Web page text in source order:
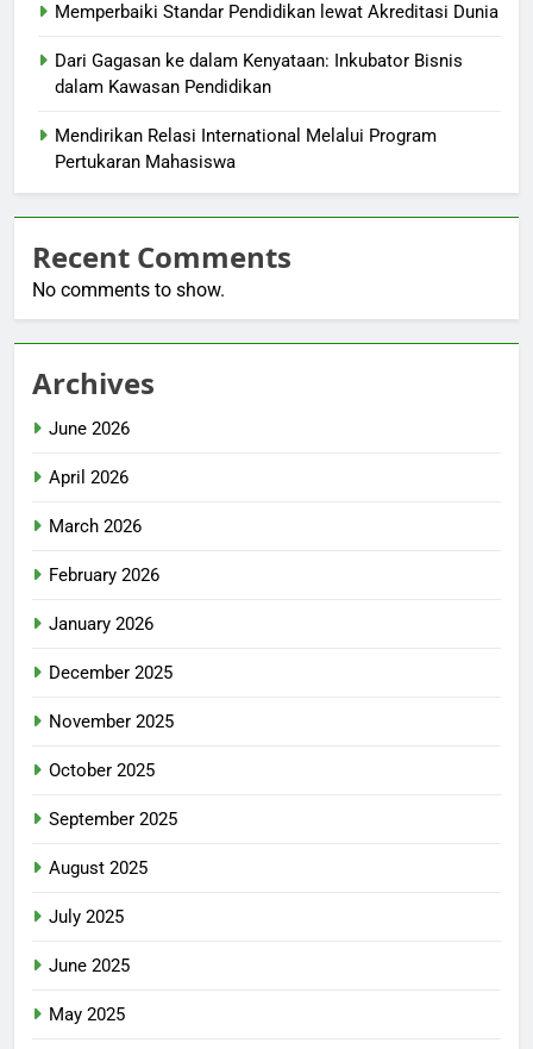
Memperbaiki Standar Pendidikan lewat Akreditasi Dunia
Dari Gagasan ke dalam Kenyataan: Inkubator Bisnis
dalam Kawasan Pendidikan
Mendirikan Relasi International Melalui Program
Pertukaran Mahasiswa
Recent Comments
No comments to show.
Archives
June 2026
April 2026
March 2026
February 2026
January 2026
December 2025
November 2025
October 2025
September 2025
August 2025
July 2025
June 2025
May 2025